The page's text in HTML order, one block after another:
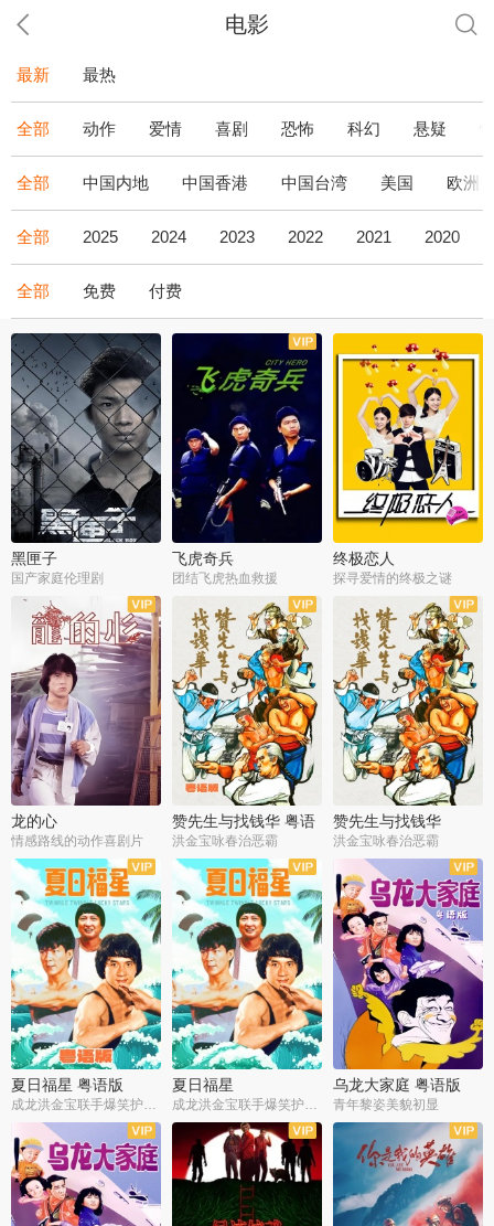
电影
最新 最热
全部 动作 爱情 喜剧 恐怖 科幻 悬疑
全部 中国内地 中国香港 中国台湾 美国 欧洲
全部 2025 2024 2023 2022 2021 2020
全部 免费 付费
黑匣子
国产家庭伦理剧
飞虎奇兵
团结飞虎热血救援
终极恋人
探寻爱情的终极之谜
龙的心
情感路线的动作喜剧片
赞先生与找钱华 粤语
版
洪金宝咏春治恶霸
赞先生与找钱华
洪金宝咏春治恶霸
夏日福星 粤语版 夏日福星 乌龙大家庭 粤语版
青年黎姿美貌初显